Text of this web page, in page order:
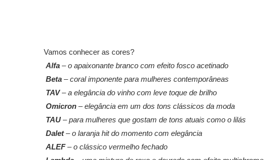
Vamos conhecer as cores?
Alfa – o apaixonante branco com efeito fosco acetinado
Beta – coral imponente para mulheres contemporâneas
TAV– a elegância do vinho com leve toque de brilho
Omicron – elegância em um dos tons clássicos da moda
TAU – para mulheres que gostam de tons atuais como o lilás
Dalet– o laranja hit do momento com elegância
ALEF– o clássico vermelho fechado